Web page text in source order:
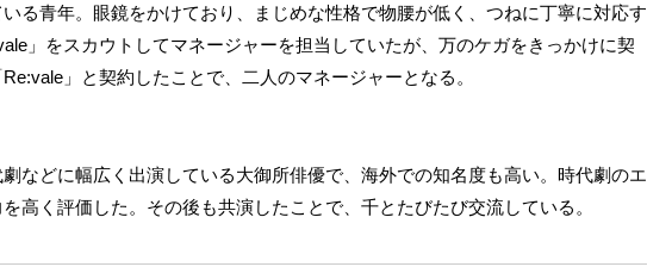
る青年。眼鏡をかけており、まじめな性格で物腰が低く、つねに丁寧に対応す
」をスカウトしてマネージャーを担当していたが、万のケガをきっかけに契
」と契約したことで、二人のマネージャーとなる。
などに幅広く出演している大御所俳優で、海外での知名度も高い。時代劇のエ
高く評価した。その後も共演したことで、千とたびたび交流している。